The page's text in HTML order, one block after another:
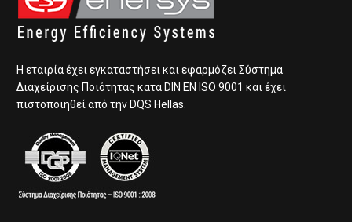
Η εταιρία έχει εγκαταστήσει και εφαρμόζει Σύστημα
Διαχείρισης Ποιότητας κατά DIN EN ISO 9001 και έχει
πιστοποιηθεί από την DQS Hellas.